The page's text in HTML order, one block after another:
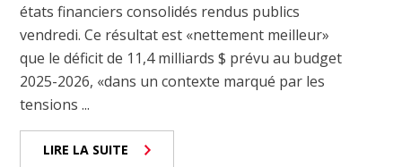
états financiers consolidés rendus publics
vendredi. Ce résultat est «nettement meilleur»
que le déficit de 11,4 milliards $ prévu au budget
2025-2026, «dans un contexte marqué par les
tensions ...
LIRE LA SUITE